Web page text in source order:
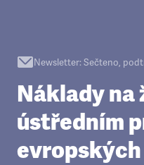
Newsletter: Sečteno,
Náklady na
ústředním